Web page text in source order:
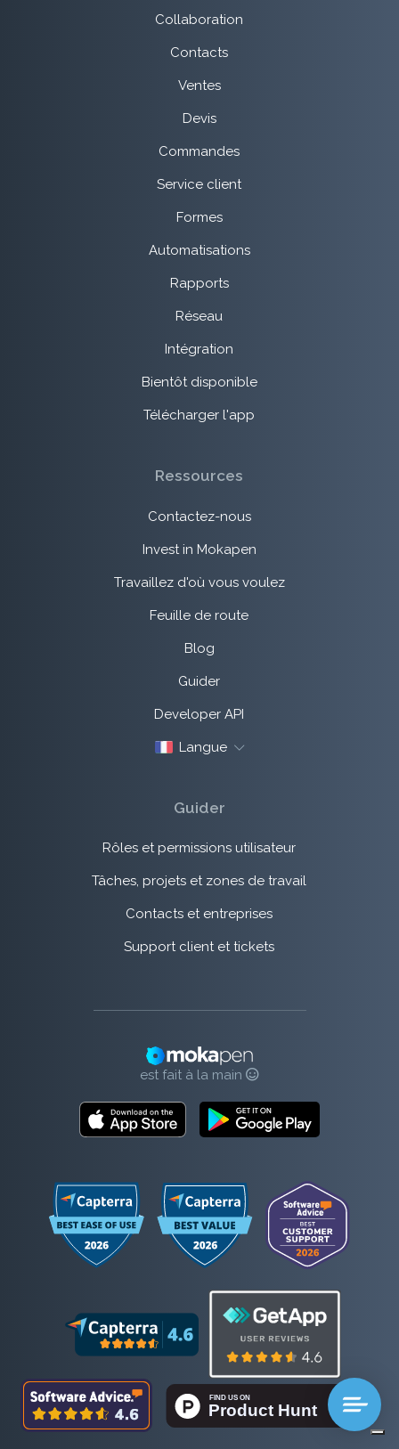
Collaboration
Contacts
Ventes
Devis
Commandes
Service client
Formes
Automatisations
Rapports
Réseau
Intégration
Bientôt disponible
Télécharger l'app
Ressources
Contactez-nous
Invest in Mokapen
Travaillez d'où vous voulez
Feuille de route
Blog
Guider
Developer API
Langue
Guider
Rôles et permissions utilisateur
Tâches, projets et zones de travail
Contacts et entreprises
Support client et tickets
est fait à la main